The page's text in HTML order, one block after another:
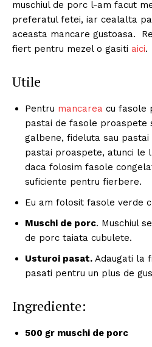
muschiul de porc l-am facut
preferatul fetei, iar cealalta
aceasta mancare gustoasa.
fiert pentru mezel o gasiti aici.
Utile
Pentru mancarea cu fasole
pastai de fasole proaspete
galbene, fideluta sau
pastai proaspete, atunci le
daca folosim fasole
suficiente pentru fierbere.
Eu am folosit fasole verde
Muschi de porc. Muschiul
de porc taiata cubulete.
Usturoi pasat. Adaugati la
pasati pentru un plus de
Ingrediente:
500 gr muschi de porc